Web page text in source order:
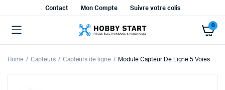
Contact Mon Compte Suivre votre colis
0
Home Capteurs Capteurs de ligne Module Capteur De Ligne 5 Voies